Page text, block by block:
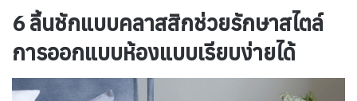
6 ลิ้นชักแบบคลาสสิกช่วยรักษาสไตล์
การออกแบบห้องแบบเรียบง่ายได้